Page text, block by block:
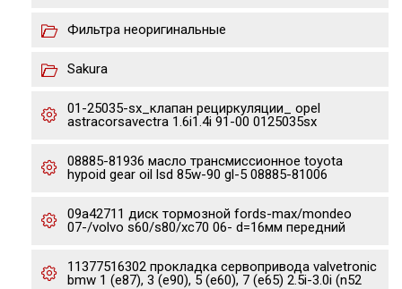
Фильтра неоригинальные
Sakura
01-25035-sx_клапан рециркуляции_ opel
astracorsavectra 1.6i1.4i 91-00 0125035sx
08885-81936 масло тpансмиссионное toyota
hypoid gear oil lsd 85w-90 gl-5 08885-81006
09a42711 диск тормозной fords-max/mondeo
07-/volvo s60/s80/xc70 06- d=16мм передний
11377516302 прокладка сервопривода valvetronic
bmw 1 (e87), 3 (e90), 5 (e60), 7 (e65) 2.5i-3.0i (n52